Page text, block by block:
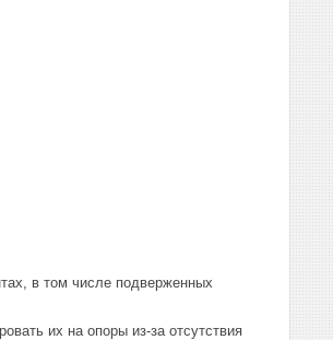
в том числе подверженных
их на опоры из-за отсутствия